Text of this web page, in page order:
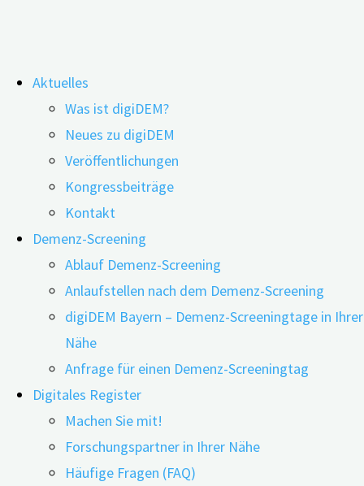
Inhalt
springen
Aktuelles
Was ist digiDEM?
Neues zu digiDEM
Veröffentlichungen
Kongressbeiträge
Kontakt
Demenz-Screening
Ablauf Demenz-Screening
Anlaufstellen nach dem Demenz-Screening
digiDEM Bayern – Demenz-Screeningtage in Ihrer
Nähe
Anfrage für einen Demenz-Screeningtag
Digitales Register
Machen Sie mit!
Forschungspartner in Ihrer Nähe
Häufige Fragen (FAQ)
Belastete Luft durch Bewegung
kompensieren
22.05.202524.06.2026